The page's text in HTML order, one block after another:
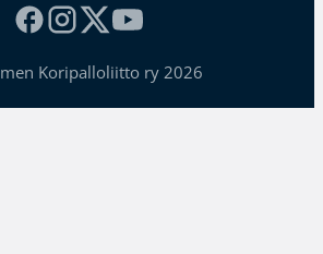
Koripalloliitto ry 2026